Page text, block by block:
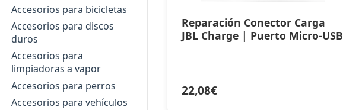
Accesorios para bicicletas
Accesorios para discos
duros
Accesorios para
limpiadoras a vapor
Accesorios para perros
Accesorios para vehículos
Reparación Conector Carga
JBL Charge | Puerto Micro-USB
22,08€